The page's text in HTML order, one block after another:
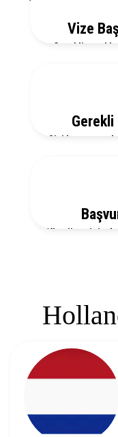
Vize
Gerekli
Gerekli
Sizi her
Vize ücretiniz,